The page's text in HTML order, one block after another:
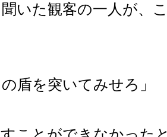
いた観客の一人が、
盾を突いてみせろ」